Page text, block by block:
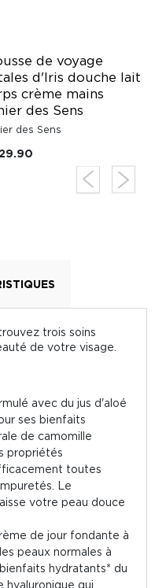
de voyage
d'Iris douche lait
crème mains
des Sens
des Sens
trois soins
de votre visage.
avec du jus d'aloé
ses bienfaits
de camomille
propriétés
toutes
Le
votre peau douce
de jour fondante à
peaux normales à
hydratants* du
hyaluronique qui